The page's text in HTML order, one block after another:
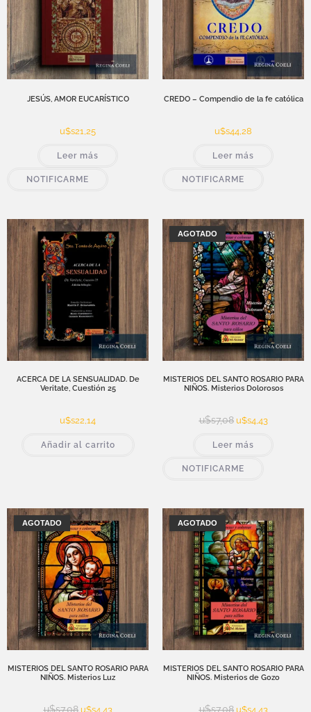
JESÚS, AMOR EUCARÍSTICO
u$s21,25
Leer más
NOTIFICARME
CREDO – Compendio de la fe católica
u$s44,28
Leer más
NOTIFICARME
ACERCA DE LA SENSUALIDAD. De
Veritate, Cuestión 25
u$s22,14
Añadir al carrito
AGOTADO
¡OFERTA!
MISTERIOS DEL SANTO ROSARIO PARA
NIÑOS. Misterios Dolorosos
u$s7,08 u$s4,43
Leer más
NOTIFICARME
AGOTADO
¡OFERTA!
MISTERIOS DEL SANTO ROSARIO PARA
NIÑOS. Misterios Luz
u$s7,08 u$s4,43
AGOTADO
¡OFERTA!
MISTERIOS DEL SANTO ROSARIO PARA
NIÑOS. Misterios de Gozo
u$s7,08 u$s4,43